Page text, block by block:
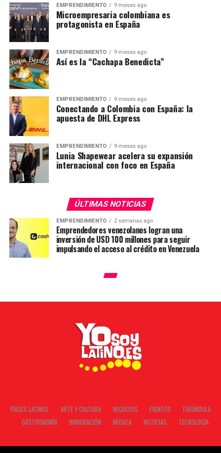
EMPRENDIMIENTO 9 meses ago
Microempresaria colombiana es
protagonista en España
EMPRENDIMIENTO 9 meses ago
Así es la “Cachapa Benedicta”
EMPRENDIMIENTO 9 meses ago
Conectando a Colombia con España: la
apuesta de DHL Express
EMPRENDIMIENTO 9 meses ago
Lunia Shapewear acelera su expansión
internacional con foco en España
ÚLTIMAS NOTICIAS
EMPRENDIMIENTO 2 semanas ago
Emprendedores venezolanos logran una
inversión de USD 100 millones para seguir
impulsando el acceso al crédito en Venezuela
PAISES LATINOS ARTE Y CULTURA NEGOCIOS EVENTOS
FARÁNDULA
GASTRONOMÍA
INMIGRACIÓN MÚSICA NOTICIAS TECNOLOGÍA